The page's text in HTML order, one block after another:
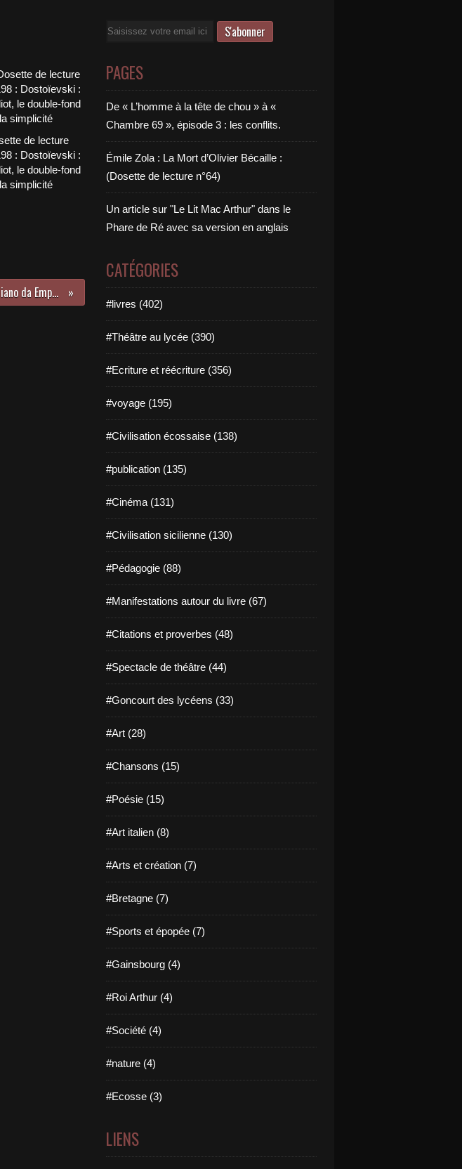
de lecture
: Dostoïevski :
le double-fond
simplicité
Dosette de lecture n°157 : Giuliano da Empoli : “L’Heure des prédateurs », les valeurs nobles au tapis.
Email
PAGES
De « L’homme à la tête de chou » à «
Chambre 69 », épisode 3 : les conflits.
Émile Zola : La Mort d’Olivier Bécaille :
(Dosette de lecture n°64)
Un article sur "Le Lit Mac Arthur" dans le
Phare de Ré avec sa version en anglais
CATÉGORIES
#livres (402)
#Théâtre au lycée (390)
#Ecriture et réécriture (356)
#voyage (195)
#Civilisation écossaise (138)
#publication (135)
#Cinéma (131)
#Civilisation sicilienne (130)
#Pédagogie (88)
#Manifestations autour du livre (67)
#Citations et proverbes (48)
#Spectacle de théâtre (44)
#Goncourt des lycéens (33)
#Art (28)
#Chansons (15)
#Poésie (15)
#Art italien (8)
#Arts et création (7)
#Bretagne (7)
#Sports et épopée (7)
#Gainsbourg (4)
#Roi Arthur (4)
#Société (4)
#nature (4)
#Ecosse (3)
LIENS